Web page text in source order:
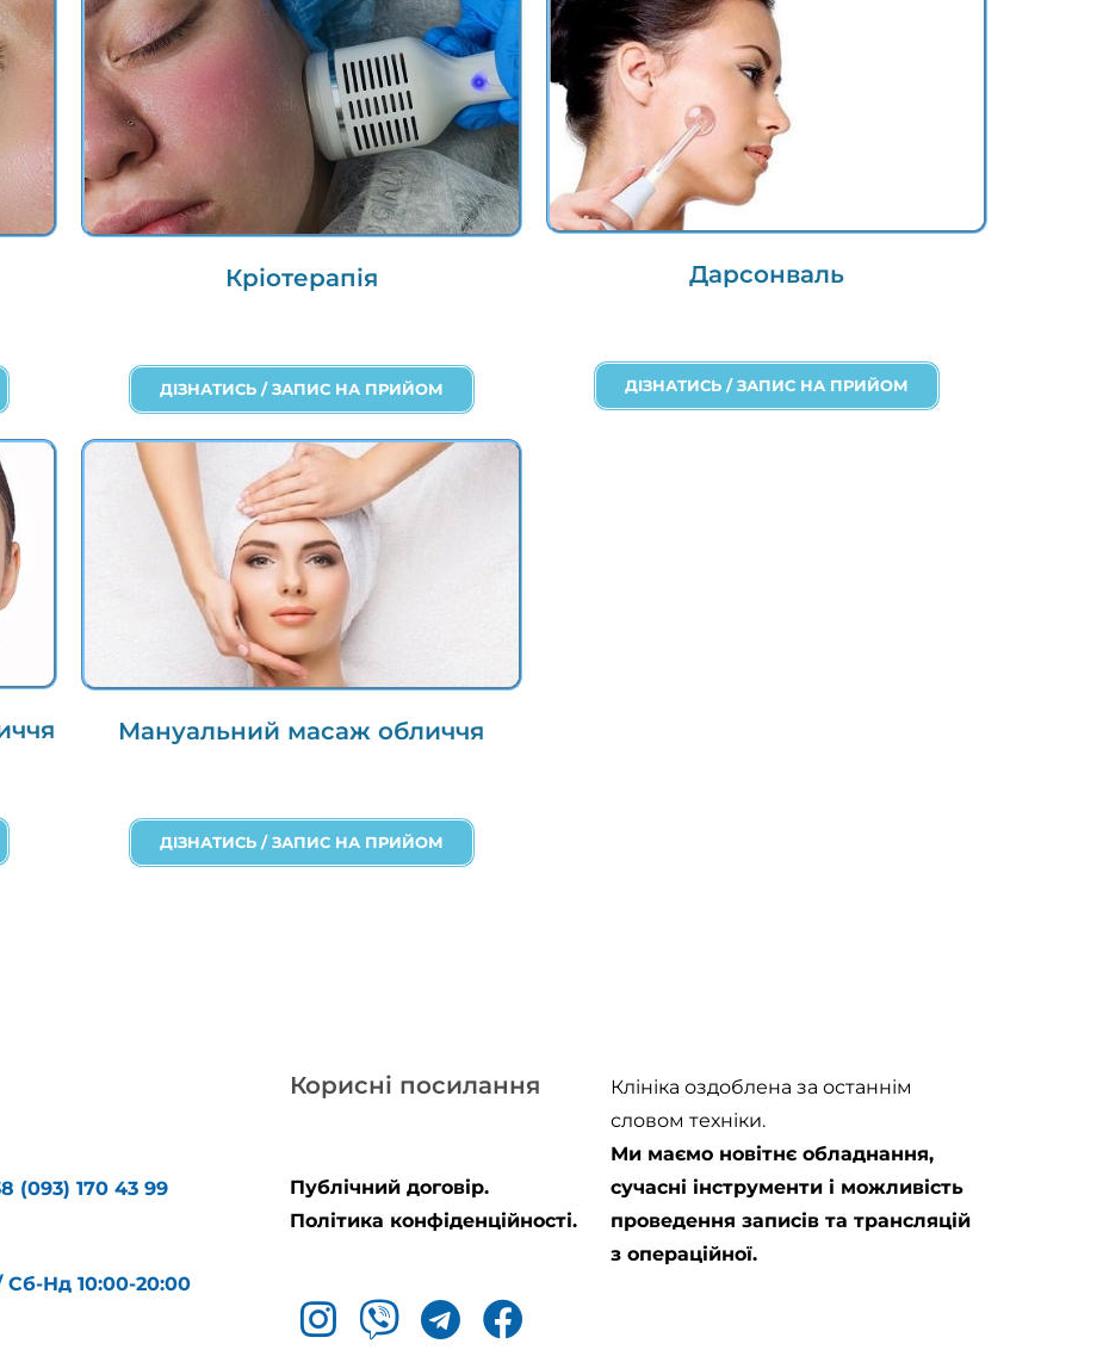
Кріотерапія
ДІЗНАТИСЬ / ЗАПИС НА ПРИЙОМ
Дарсонваль
ДІЗНАТИСЬ / ЗАПИС НА ПРИЙОМ
Мануальний масаж обличчя
ДІЗНАТИСЬ / ЗАПИС НА ПРИЙОМ
(093) 170 43 99
Сб-Нд 10:00-20:00
Корисні посилання
Публічний договір.
Політика конфіденційності.
Клініка оздоблена за останнім
словом техніки.
Ми маємо новітнє обладнання,
сучасні інструменти і можливість
проведення записів та трансляцій
з операційної.